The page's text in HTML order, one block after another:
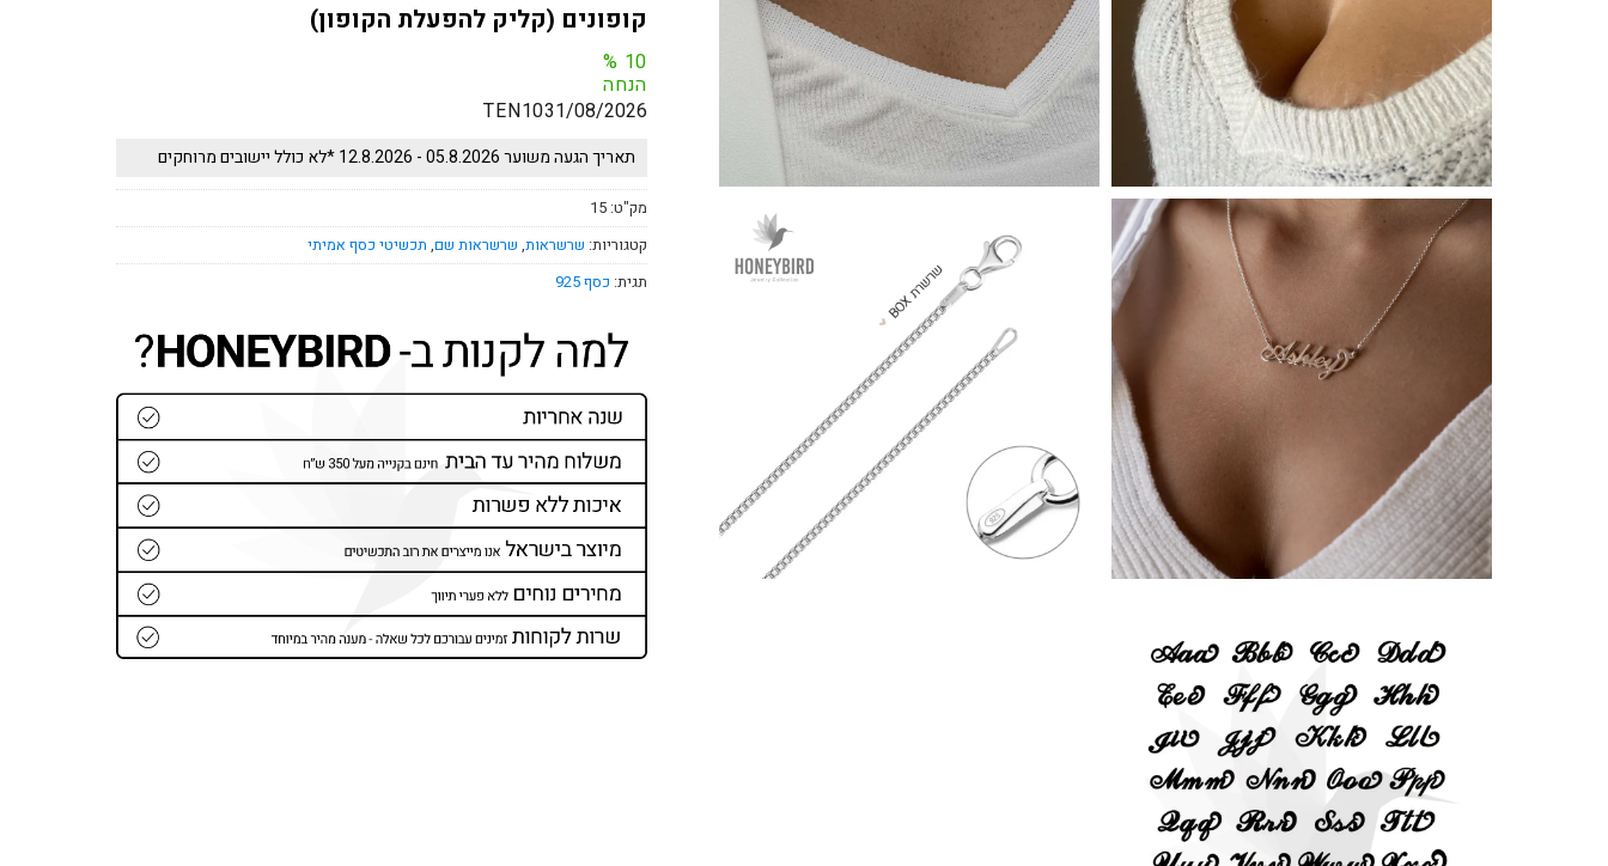
קופונים (קליק להפעלת הקופון)
10
%
הנחה
TEN1031/08/2026
תאריך הגעה משוער 05.8.2026 - 12.8.2026 *לא כולל יישובים מרוחקים
מק"ט: 15
קטגוריות: שרשראות, שרשראות שם, תכשיטי כסף אמיתי
תגית: כסף 925